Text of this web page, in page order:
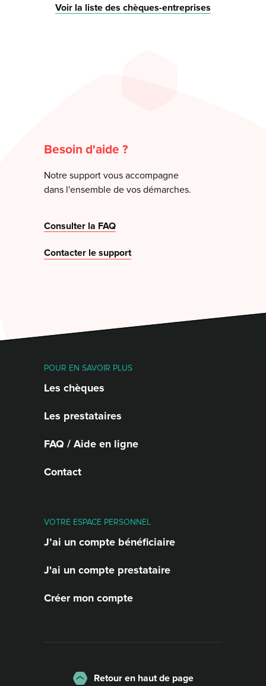
Voir la liste des chèques-entreprises
Besoin d'aide ?
Notre support vous accompagne
dans l'ensemble de vos démarches.
Consulter la FAQ
Contacter le support
POUR EN SAVOIR PLUS
Les chèques
Les prestataires
FAQ / Aide en ligne
Contact
VOTRE ESPACE PERSONNEL
J’ai un compte bénéficiaire
J'ai un compte prestataire
Créer mon compte
Retour en haut de page